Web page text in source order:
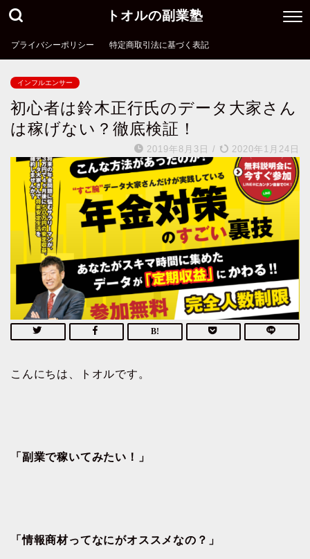
トオルの副業塾
プライバシーポリシー 特定商取引法に基づく表記
インフルエンサー
初心者は鈴木正行氏のデータ大家さん
は稼げない？徹底検証！
2019年8月3日 / 2020年1月24日
こんにちは、トオルです。
「副業で稼いてみたい！」
「情報商材ってなにがオススメなの？」